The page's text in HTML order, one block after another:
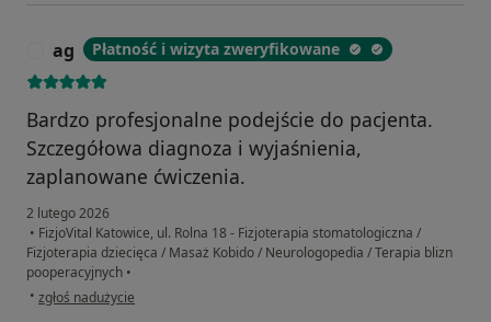
ag Płatność i wizyta zweryfikowane
Bardzo profesjonalne podejście do pacjenta.
Szczegółowa diagnoza i wyjaśnienia,
zaplanowane ćwiczenia.
2 lutego 2026
• FizjoVital Katowice, ul. Rolna 18 - Fizjoterapia stomatologiczna /
Fizjoterapia dziecięca / Masaż Kobido / Neurologopedia / Terapia blizn
pooperacyjnych •
• w opinii użytkownika ag
zgłoś nadużycie